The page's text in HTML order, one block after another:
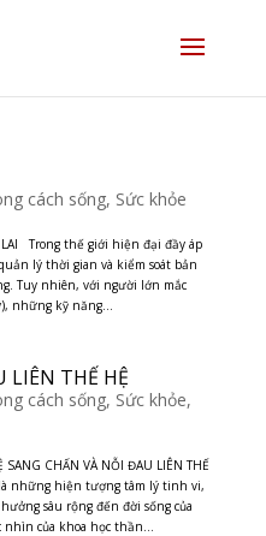
cách sống, Sức khỏe
LAI Trong thế giới hiện đại đầy áp
lý thời gian và kiểm soát bản
Tuy nhiên, với người lớn mắc
những kỹ năng...
LIÊN THẾ HỆ
cách sống, Sức khỏe,
CHẤN VÀ NỖI ĐAU LIÊN THẾ
những hiện tượng tâm lý tinh vi,
sâu rộng đến đời sống của
nhìn của khoa học thần...